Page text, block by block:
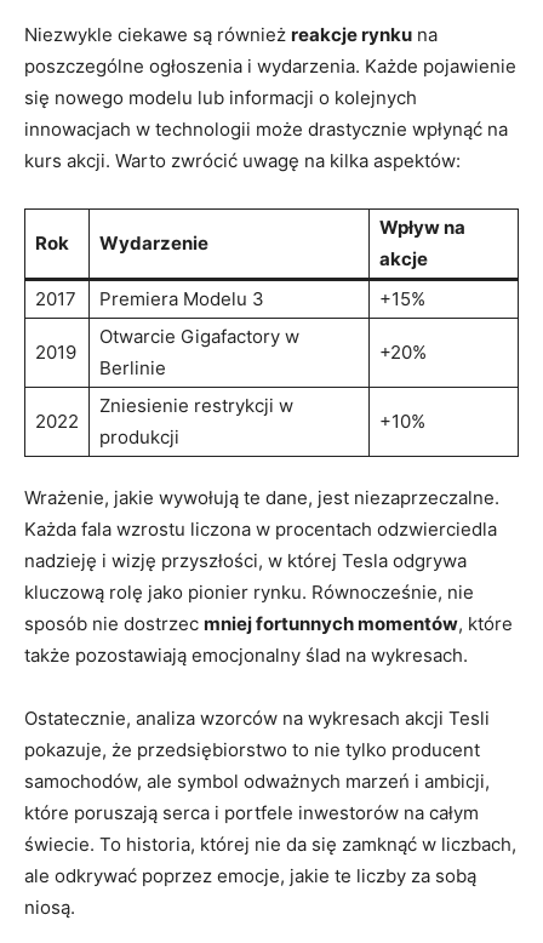
Niezwykle ciekawe są również reakcje rynku ⁣na
poszczególne‌ ogłoszenia i wydarzenia. Każde pojawienie
się ⁤nowego modelu​ lub informacji ⁤o kolejnych
innowacjach w technologii może drastycznie wpłynąć‌ na
kurs ​akcji. Warto zwrócić⁣ uwagę na ​kilka aspektów:
Rok Wydarzenie
Wpływ‌ na
akcje
2017
Premiera ​Modelu 3 +15%
2019
Otwarcie Gigafactory w
Berlinie
+20%
2022
Zniesienie ​restrykcji w
produkcji
+10%
Wrażenie, jakie wywołują‌ te dane, jest niezaprzeczalne.
⁤Każda fala wzrostu liczona w procentach odzwierciedla
nadzieję i wizję ‌przyszłości, w ‍której Tesla odgrywa
kluczową rolę jako pionier ​rynku. Równocześnie, nie
sposób ‍nie dostrzec mniej fortunnych momentów, które
także pozostawiają ⁢emocjonalny ślad⁤ na wykresach.
Ostatecznie, analiza wzorców‍ na wykresach akcji⁤ Tesli
pokazuje, że przedsiębiorstwo to nie‌ tylko ⁤producent
samochodów,⁣ ale⁤ symbol odważnych marzeń i ambicji,
które poruszają serca i portfele⁣ inwestorów na całym
świecie. To⁢ historia, której nie da⁢ się zamknąć w ‍liczbach,⁤
ale odkrywać poprzez emocje, jakie te liczby za sobą
niosą.